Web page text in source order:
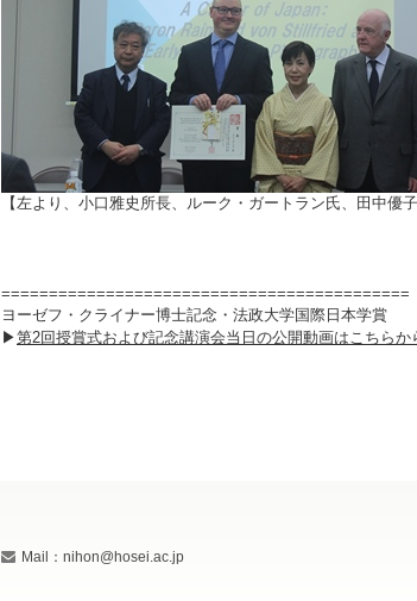
【左より、小口雅史所長、ルーク・ガートラン氏、田中優
===========================================
ヨーゼフ・クライナー博士記念・法政大学国際日本学賞
▶第2回授賞式および記念講演会当日の公開動画はこちらか
Mail：nihon@hosei.ac.jp